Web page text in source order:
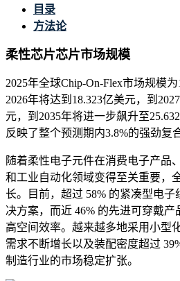
目录
方法论
柔性芯片芯片市场规模
2025年全球Chip-On-Flex市场规模
2026年将达到18.323亿美元，到
元，到2035年将进一步飙升至
反映了整个预测期内3.8%的强劲复
随着柔性电子元件在消费电子产品
和工业自动化领域变得至关重要，
长。目前，超过 58% 的紧凑型电
决方案，而近 46% 的先进可穿戴
高空间效率。越来越多地采用小型
需求不断增长以及装配密度超过
制造行业的市场稳定扩张。